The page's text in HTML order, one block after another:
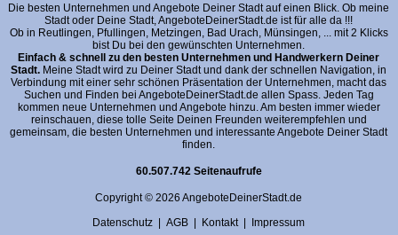
Die besten Unternehmen und Angebote Deiner Stadt auf einen Blick. Ob meine
Stadt oder Deine Stadt, AngeboteDeinerStadt.de ist für alle da !!!
Ob in Reutlingen, Pfullingen, Metzingen, Bad Urach, Münsingen, ... mit 2 Klicks
bist Du bei den gewünschten Unternehmen.
Einfach & schnell zu den besten Unternehmen und Handwerkern Deiner
Stadt. Meine Stadt wird zu Deiner Stadt und dank der schnellen Navigation, in
Verbindung mit einer sehr schönen Präsentation der Unternehmen, macht das
Suchen und Finden bei AngeboteDeinerStadt.de allen Spass. Jeden Tag
kommen neue Unternehmen und Angebote hinzu. Am besten immer wieder
reinschauen, diese tolle Seite Deinen Freunden weiterempfehlen und
gemeinsam, die besten Unternehmen und interessante Angebote Deiner Stadt
finden.
60.507.742 Seitenaufrufe
Copyright © 2026 AngeboteDeinerStadt.de
Datenschutz |AGB | Kontakt| Impressum